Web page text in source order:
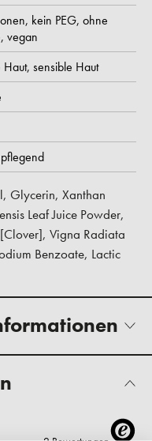
kein PEG, ohne
vegan
sensible Haut
pflegend
Glycerin, Xanthan
Leaf Juice Powder,
Vigna Radiata
Benzoate, Lactic